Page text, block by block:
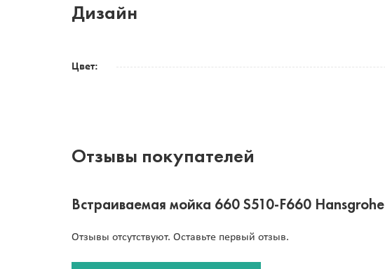
Дизайн
Цвет:
Отзывы покупателей
Встраиваемая мойка 660 S510-F660 Hansgrohe
Отзывы отсутствуют. Оставьте первый отзыв.